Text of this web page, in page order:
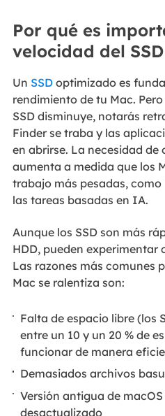
Por qué es
velocidad del
Un SSDoptimizado es
rendimiento de tu Mac.
SSD disminuye, notarás
Finder se traba y las
en abrirse. La necesidad de
aumenta a medida que los
trabajo más pesadas,
las tareas basadas en IA.
Aunque los SSD son más
HDD, pueden experimentar
Las razones más comunes
Mac se ralentiza son:
Falta de espacio libre (los
entre un 10 y un 20 % de
funcionar de manera
Demasiados archivos
Versión antigua de
desactualizado